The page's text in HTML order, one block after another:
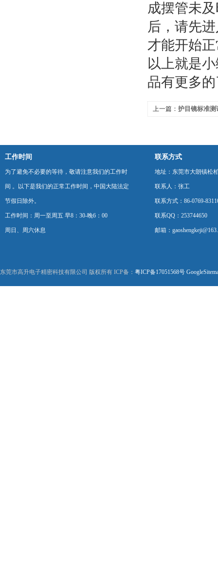
成摆管未
后，请先
才能开始
以上就是
品有更多
上一篇： 护目镜标准测
工作时间
为了避免不必要的等待，敬请注意我们的工作时
间 。以下是我们的正常工作时间，中国大陆法定
节假日除外。
工作时间：周一至周五 早8：30-晚6：00
周日、周六休息
联系方式
地址：东莞市大朗镇松
联系人：张工
联系方式：86-0769-
联系QQ：253744650
邮箱：
东莞市高升电子精密科技有限公司 版权所有 ICP备： 粤ICP备17051568号